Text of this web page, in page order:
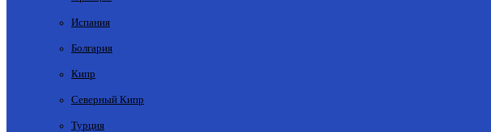
Испания
Болгария
Кипр
Северный Кипр
Турция